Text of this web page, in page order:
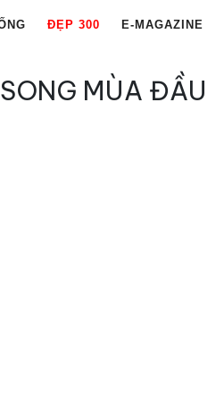
ĐẸP 300 E-MAGAZINE
MÙA ĐẦU